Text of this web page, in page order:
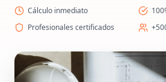
Cálculo inmediato
Profesionales certificados